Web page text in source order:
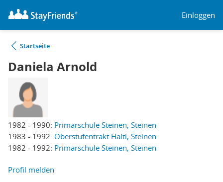
Einloggen
Startseite
Daniela Arnold
1982 - 1990: Primarschule Steinen, Steinen
1983 - 1992: Oberstufentrakt Halti, Steinen
1982 - 1992: Primarschule Steinen, Steinen
Profil melden